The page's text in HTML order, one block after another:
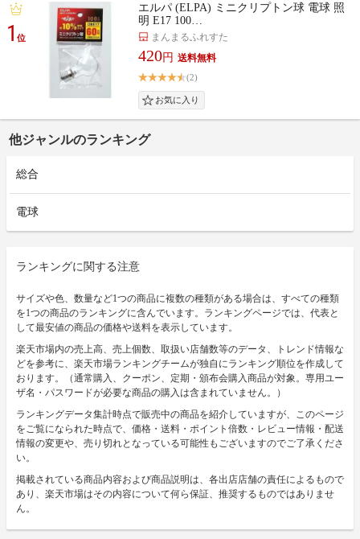
1位
エルパ (ELPA) ミニクリプトン球 電球 照
明 E17 100…
まんまるふれすた
420円
(2)
他ジャンルのランキング
総合
電球
ランキングに関する注意
サイズや色、数量など1つの商品に複数の種類がある場合は、すべての種類
を1つの商品のランキングに含んでいます。ランキングページでは、代表と
して最安値の商品の価格や送料を表示しています。
楽天市場内の売上高、売上個数、取扱い店舗数等のデータ、トレンド情報な
どを参考に、楽天市場ランキングチームが独自にランキング順位を作成して
おります。（通常購入、クーポン、定期・頒布会購入商品が対象。専用ユー
ザ名・パスワードが必要な商品の購入は含まれていません。）
ランキングデータ集計時点で販売中の商品を紹介していますが、このページ
をご覧になられた時点で、価格・送料・ポイント倍数・レビュー情報・配送
情報の変更や、売り切れとなっている可能性もございますのでご了承くださ
い。
掲載されている商品内容および商品説明は、各出店店舗の責任によるもので
あり、楽天市場はその内容について何ら保証、推奨するものではありませ
ん。